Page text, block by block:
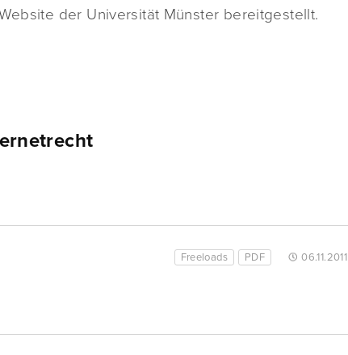
der Universität Münster bereitgestellt.
Freeloads PDF 06.11.2011